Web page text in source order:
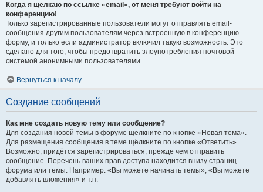
Когда я щёлкаю по ссылке «email», от меня требуют войти на
конференцию!
Только зарегистрированные пользователи могут отправлять email-
сообщения другим пользователям через встроенную в конференцию
форму, и только если администратор включил такую возможность. Это
сделано для того, чтобы предотвратить злоупотребления почтовой
системой анонимными пользователями.
Вернуться к началу
Создание сообщений
Как мне создать новую тему или сообщение?
Для создания новой темы в форуме щёлкните по кнопке «Новая тема».
Для размещения сообщения в теме щёлкните по кнопке «Ответить».
Возможно, придётся зарегистрироваться, прежде чем отправить
сообщение. Перечень ваших прав доступа находится внизу страниц
форума или темы. Например: «Вы можете начинать темы», «Вы можете
добавлять вложения» и т.п.